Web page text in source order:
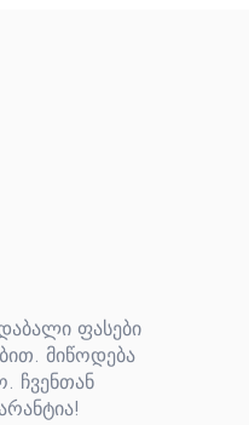
ფასები
მიწოდება
ჩვენთან